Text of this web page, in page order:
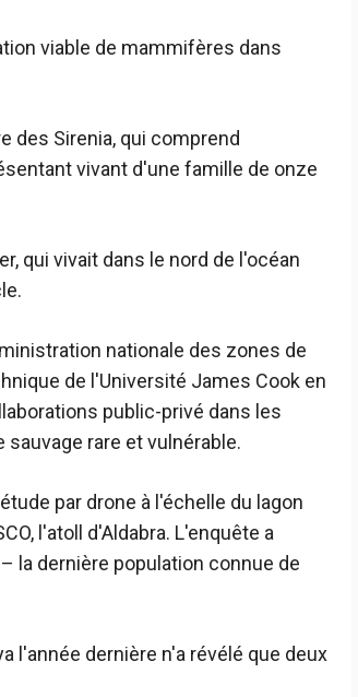
viable de mammifères dans
des Sirenia, qui comprend
vivant d'une famille de onze
qui vivait dans le nord de l'océan
nationale des zones de
de l'Université James Cook en
public-privé dans les
rare et vulnérable.
par drone à l'échelle du lagon
l'atoll d'Aldabra. L'enquête a
la dernière population connue de
l'année dernière n'a révélé que deux